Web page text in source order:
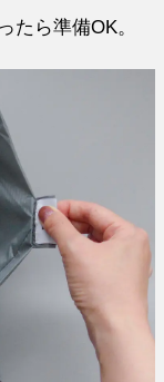
たら準備OK。